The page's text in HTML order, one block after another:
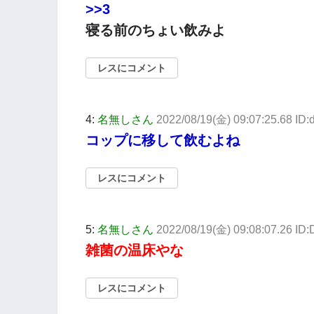
>>3
寝る前のちょい飲みよ
レスにコメント
4: 名無しさん 2022/08/19(金) 09:07:25.68
コップに移して飲むよね
レスにコメント
5: 名無しさん 2022/08/19(金) 09:08:07.26
雑菌の温床やな
レスにコメント